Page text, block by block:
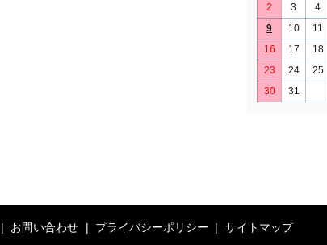
2
3 4
9
10 11
16
17 18
23
24 25
30
31
お問い合わせ プライバシーポリシー
サイトマップ